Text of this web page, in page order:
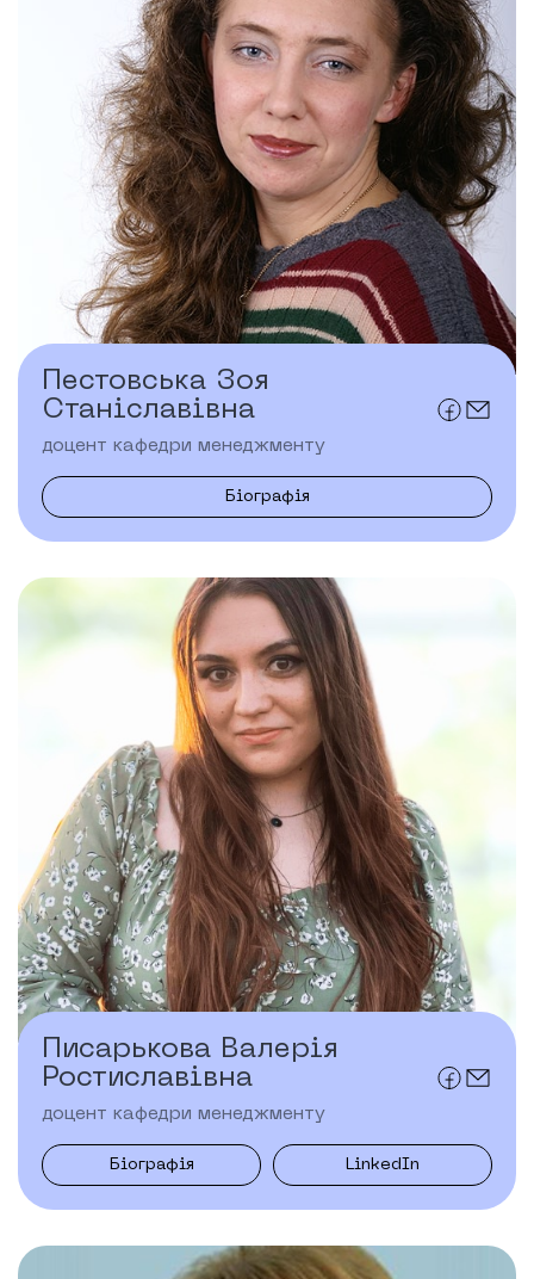
Пестовська Зоя
Станіславівна
доцент кафедри менеджменту
Біографія
Писарькова Валерія
Ростиславівна
доцент кафедри менеджменту
Біографія LinkedIn